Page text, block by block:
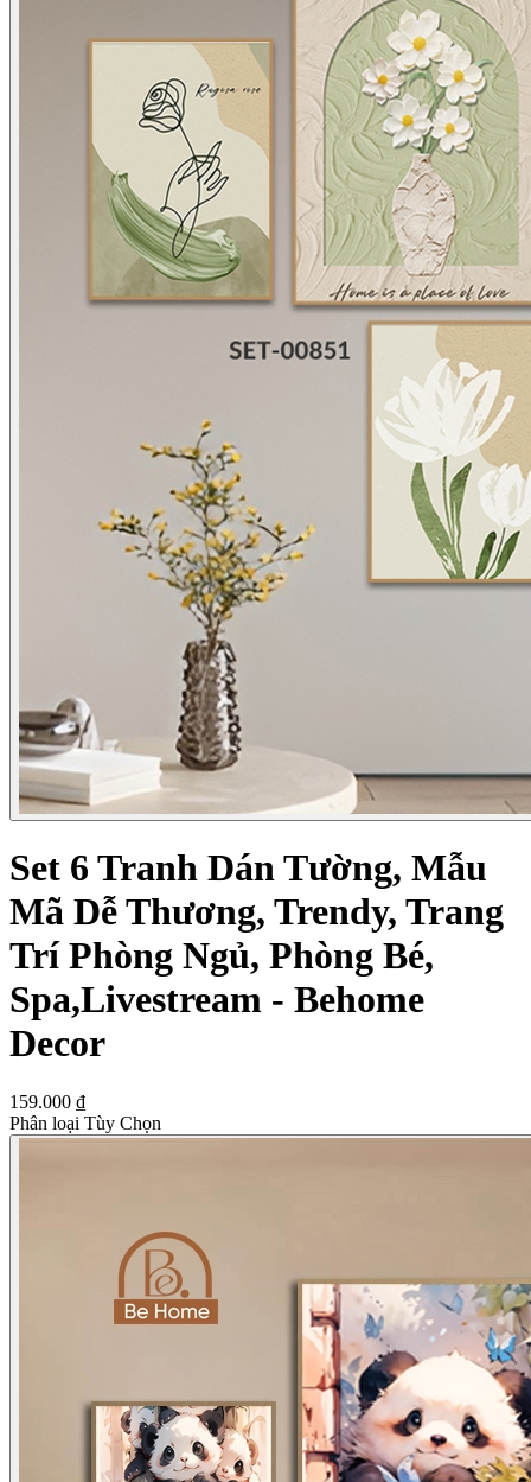
Set 6 Tranh Dán Tường, Mẫu
Mã Dễ Thương, Trendy, Trang
Trí Phòng Ngủ, Phòng Bé,
Spa,Livestream - Behome
Decor
159.000 ₫
Phân loại Tùy Chọn